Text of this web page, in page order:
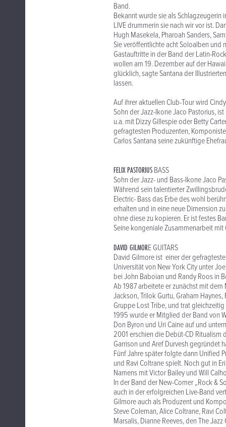
Band.
Bekannt wurde sie als Schlagzeugerin
LIVE drummerin sie nach wir vor ist.
Hugh Masekela, Pharoah Sanders,
Sie veröffentlichte acht Soloalben und
Gastauftritte in der Band der Latin-
wollen am 19. Dezember auf der
glücklich, sagte Santana der
lassen.
Auf ihrer aktuellen Club-Tour wird
Sohn der Jazz-Ikone Jaco Pastorius,
u.a. mit Dizzy Gillespie oder Betty
gefragtesten Produzenten,
Carlos Santana seine zukünftige
FELIX PASTORIUSBASS
Sohn der Jazz- und Bass-Ikone Jaco
Während sein talentierter
Electric- Bass das Erbe des wohl
erhalten und in eine neue Dimension
ohne diese zu kopieren. Er ist festes
Seine kongeniale Zusammenarbeit
DAVID GILMORE GUITARS
David Gilmore ist einer der
Universität von New York City unter
bei John Baboian und Randy Roos in
Ab 1987 arbeitete er zunächst mit
Jackson, Trilok Gurtu, Graham
Gruppe Lost Tribe, und trat
1995 wurde er Mitglied der Band von
Don Byron und Uri Caine auf und
2001 erschien die Debüt-CD
Garrison und Aref Durvesh gegründet
Fünf Jahre später folgte dann Unified
und Ravi Coltrane spielt. Noch gut in
Namens mit Victor Bailey und Will
In der Band der New-Comer „Rock &
auch in der
Gilmore auch als Produzent und
Steve Coleman, Alice Coltrane, Ravi
Marsalis, Dianne Reeves, den The